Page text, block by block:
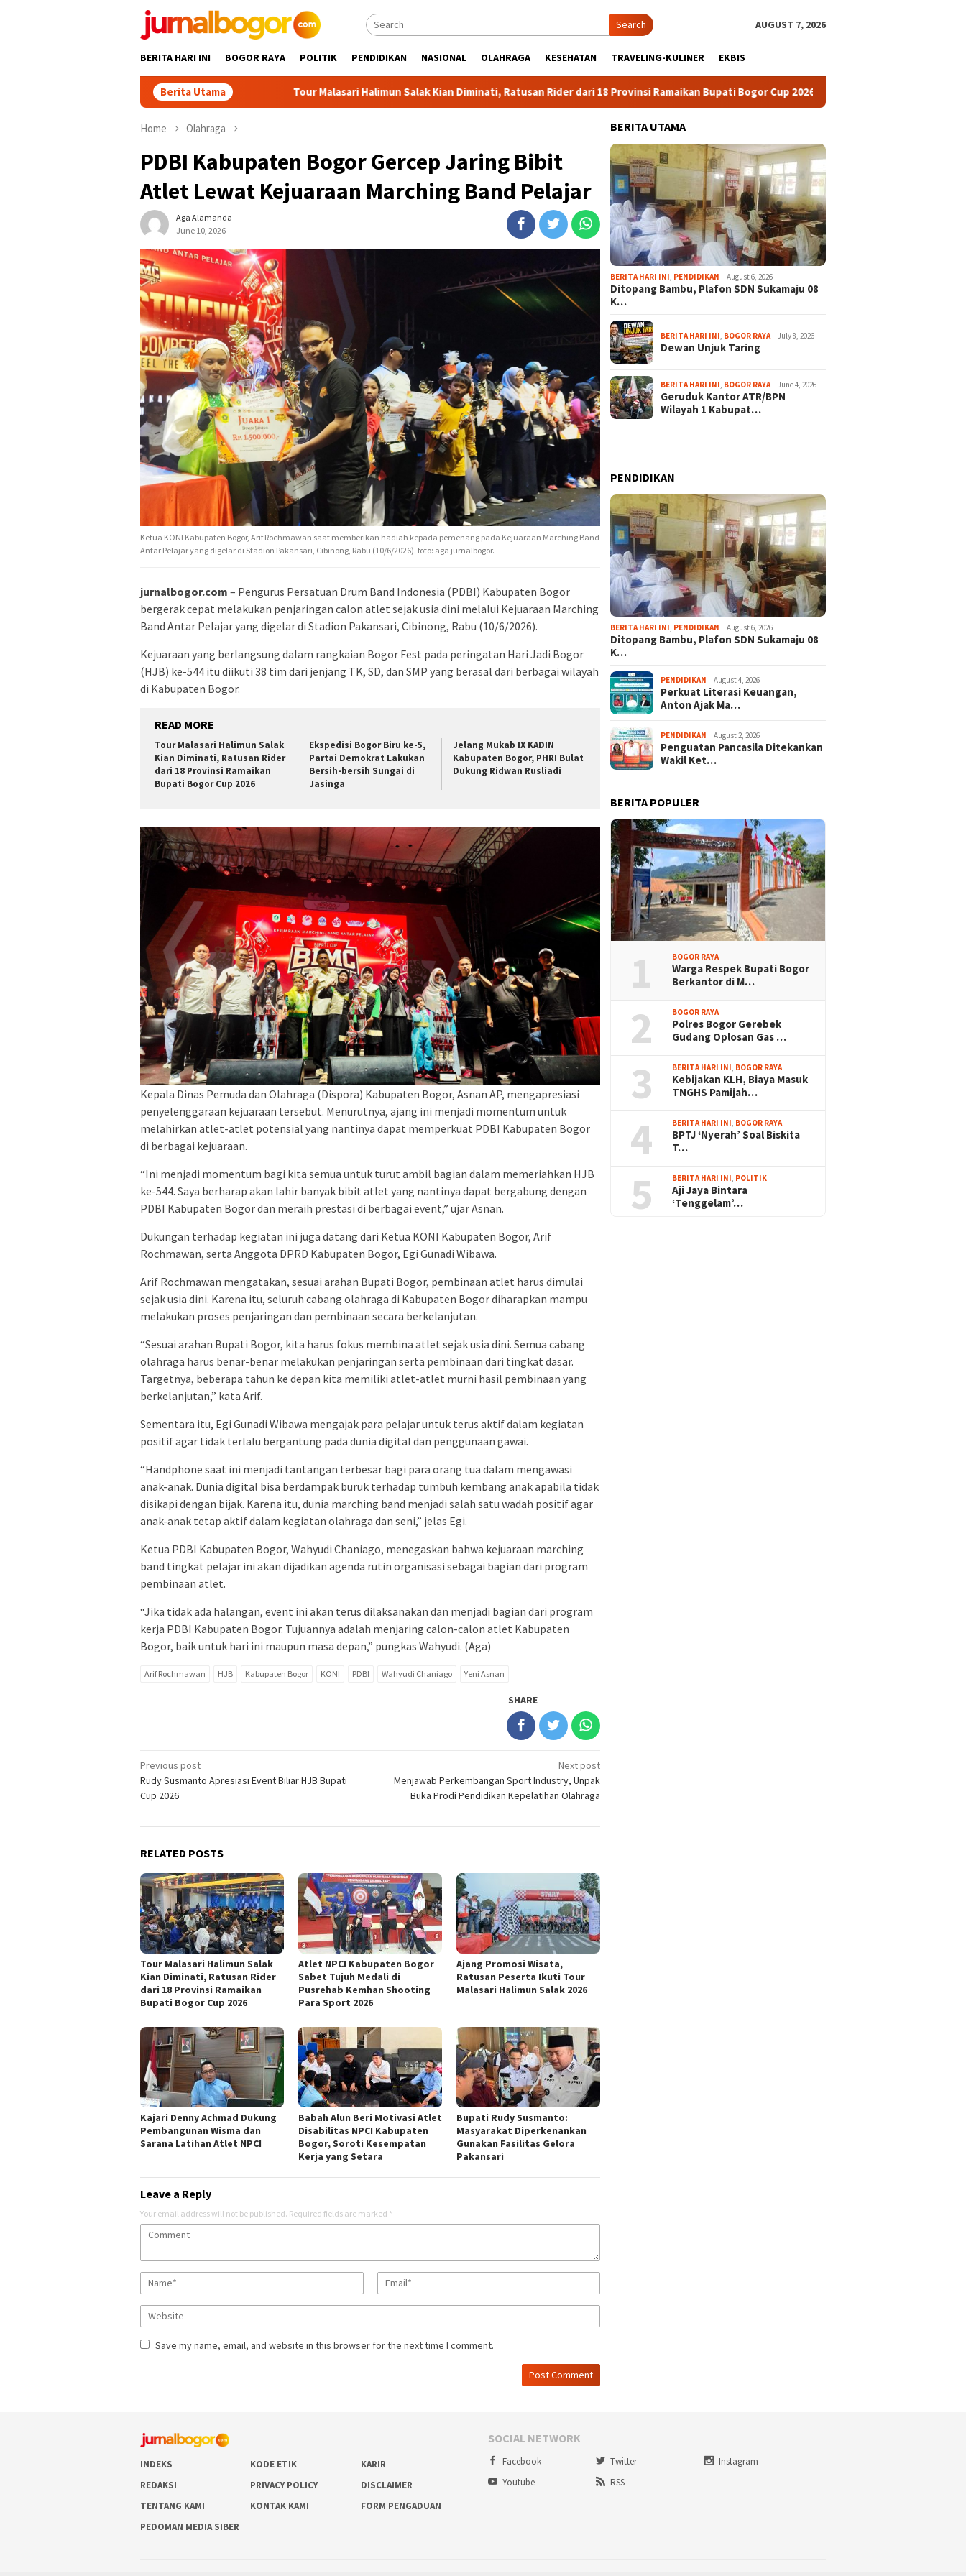
Search AUGUST 7, 2026
BERITA HARI INI BOGOR RAYA POLITIK PENDIDIKAN NASIONAL OLAHRAGA KESEHATAN TRAVELING-KULINER EKBIS
Berita UtamaTour Malasari Halimun Salak Kian Diminati, Ratusan Rider dari 18 Provinsi Ramaikan Bupati Bogor Cup 2026 Ekspedisi Bogor Biru ke-5, Partai
Home Olahraga
PDBI Kabupaten Bogor Gercep Jaring Bibit
Atlet Lewat Kejuaraan Marching Band Pelajar
Aga Alamanda
June 10, 2026
Ketua KONI Kabupaten Bogor, Arif Rochmawan saat memberikan hadiah kepada pemenang pada Kejuaraan Marching Band
Antar Pelajar yang digelar di Stadion Pakansari, Cibinong, Rabu (10/6/2026). foto: aga jurnalbogor.
jurnalbogor.com – Pengurus Persatuan Drum Band Indonesia (PDBI) Kabupaten Bogor
bergerak cepat melakukan penjaringan calon atlet sejak usia dini melalui Kejuaraan Marching
Band Antar Pelajar yang digelar di Stadion Pakansari, Cibinong, Rabu (10/6/2026).
Kejuaraan yang berlangsung dalam rangkaian Bogor Fest pada peringatan Hari Jadi Bogor
(HJB) ke-544 itu diikuti 38 tim dari jenjang TK, SD, dan SMP yang berasal dari berbagai wilayah
di Kabupaten Bogor.
READ MORE
Tour Malasari Halimun Salak
Kian Diminati, Ratusan Rider
dari 18 Provinsi Ramaikan
Bupati Bogor Cup 2026
Ekspedisi Bogor Biru ke-5,
Partai Demokrat Lakukan
Bersih-bersih Sungai di
Jasinga
Jelang Mukab IX KADIN
Kabupaten Bogor, PHRI Bulat
Dukung Ridwan Rusliadi
Kepala Dinas Pemuda dan Olahraga (Dispora) Kabupaten Bogor, Asnan AP, mengapresiasi
penyelenggaraan kejuaraan tersebut. Menurutnya, ajang ini menjadi momentum untuk
melahirkan atlet-atlet potensial yang nantinya dapat memperkuat PDBI Kabupaten Bogor
di berbagai kejuaraan.
“Ini menjadi momentum bagi kita semua untuk turut ambil bagian dalam memeriahkan HJB
ke-544. Saya berharap akan lahir banyak bibit atlet yang nantinya dapat bergabung dengan
PDBI Kabupaten Bogor dan meraih prestasi di berbagai event,” ujar Asnan.
Dukungan terhadap kegiatan ini juga datang dari Ketua KONI Kabupaten Bogor, Arif
Rochmawan, serta Anggota DPRD Kabupaten Bogor, Egi Gunadi Wibawa.
Arif Rochmawan mengatakan, sesuai arahan Bupati Bogor, pembinaan atlet harus dimulai
sejak usia dini. Karena itu, seluruh cabang olahraga di Kabupaten Bogor diharapkan mampu
melakukan proses penjaringan dan pembinaan secara berkelanjutan.
“Sesuai arahan Bupati Bogor, kita harus fokus membina atlet sejak usia dini. Semua cabang
olahraga harus benar-benar melakukan penjaringan serta pembinaan dari tingkat dasar.
Targetnya, beberapa tahun ke depan kita memiliki atlet-atlet murni hasil pembinaan yang
berkelanjutan,” kata Arif.
Sementara itu, Egi Gunadi Wibawa mengajak para pelajar untuk terus aktif dalam kegiatan
positif agar tidak terlalu bergantung pada dunia digital dan penggunaan gawai.
“Handphone saat ini menjadi tantangan terbesar bagi para orang tua dalam mengawasi
anak-anak. Dunia digital bisa berdampak buruk terhadap tumbuh kembang anak apabila tidak
disikapi dengan bijak. Karena itu, dunia marching band menjadi salah satu wadah positif agar
anak-anak tetap aktif dalam kegiatan olahraga dan seni,” jelas Egi.
Ketua PDBI Kabupaten Bogor, Wahyudi Chaniago, menegaskan bahwa kejuaraan marching
band tingkat pelajar ini akan dijadikan agenda rutin organisasi sebagai bagian dari program
pembinaan atlet.
“Jika tidak ada halangan, event ini akan terus dilaksanakan dan menjadi bagian dari program
kerja PDBI Kabupaten Bogor. Tujuannya adalah menjaring calon-calon atlet Kabupaten
Bogor, baik untuk hari ini maupun masa depan,” pungkas Wahyudi. (Aga)
Arif Rochmawan HJB Kabupaten Bogor KONI PDBI Wahyudi Chaniago Yeni Asnan
SHARE
Post
navigation
Previous post
Rudy Susmanto Apresiasi Event Biliar HJB Bupati
Cup 2026
Next post
Menjawab Perkembangan Sport Industry, Unpak
Buka Prodi Pendidikan Kepelatihan Olahraga
RELATED POSTS
Tour Malasari Halimun Salak
Kian Diminati, Ratusan Rider
dari 18 Provinsi Ramaikan
Bupati Bogor Cup 2026
Atlet NPCI Kabupaten Bogor
Sabet Tujuh Medali di
Pusrehab Kemhan Shooting
Para Sport 2026
Ajang Promosi Wisata,
Ratusan Peserta Ikuti Tour
Malasari Halimun Salak 2026
Kajari Denny Achmad Dukung
Pembangunan Wisma dan
Sarana Latihan Atlet NPCI
Babah Alun Beri Motivasi Atlet
Disabilitas NPCI Kabupaten
Bogor, Soroti Kesempatan
Kerja yang Setara
Bupati Rudy Susmanto:
Masyarakat Diperkenankan
Gunakan Fasilitas Gelora
Pakansari
Leave a Reply
Your email address will not be published. Required fields are marked *
Save my name, email, and website in this browser for the next time I comment.
BERITA UTAMA
BERITA HARI INI PENDIDIKAN August 6, 2026
Ditopang Bambu, Plafon SDN Sukamaju 08
K…
BERITA HARI INI BOGOR RAYA July 8, 2026
Dewan Unjuk Taring
BERITA HARI INI BOGOR RAYA June 4, 2026
Geruduk Kantor ATR/BPN
Wilayah 1 Kabupat…
PENDIDIKAN
BERITA HARI INI PENDIDIKAN August 6, 2026
Ditopang Bambu, Plafon SDN Sukamaju 08
K…
PENDIDIKAN August 4, 2026
Perkuat Literasi Keuangan,
Anton Ajak Ma…
PENDIDIKAN August 2, 2026
Penguatan Pancasila Ditekankan
Wakil Ket…
BERITA POPULER
1 BOGOR RAYA
Warga Respek Bupati Bogor
Berkantor di M…
2 BOGOR RAYA
Polres Bogor Gerebek
Gudang Oplosan Gas …
3 BERITA HARI INI, BOGOR RAYA
Kebijakan KLH, Biaya Masuk
TNGHS Pamijah…
4 BERITA HARI INI, BOGOR RAYA
BPTJ ‘Nyerah’ Soal Biskita
T…
5 BERITA HARI INI, POLITIK
Aji Jaya Bintara
‘Tenggelam’…
INDEKS KODE ETIK
KARIR
REDAKSI
PRIVACY POLICY
DISCLAIMER
TENTANG KAMI
KONTAK KAMI
FORM PENGADUAN
PEDOMAN MEDIA SIBER
SOCIAL NETWORK
Facebook Twitter
Instagram
Youtube
RSS